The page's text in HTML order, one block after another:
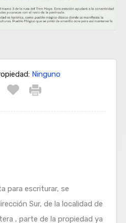
Ninguno
para escriturar, se
Sur, de la localidad de
, parte de la propiedad ya